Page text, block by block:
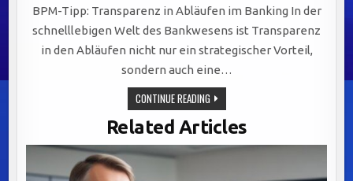
BPM-Tipp: Transparenz in Abläufen im Banking In der
schnelllebigen Welt des Bankwesens ist Transparenz
in den Abläufen nicht nur ein strategischer Vorteil,
sondern auch eine…
CONTINUE READINGTRANSPARENTE
ABLÄUFE
IM
BANKING:
DIGITALISIERUNG,
VISUALISIERUNG
Related Articles